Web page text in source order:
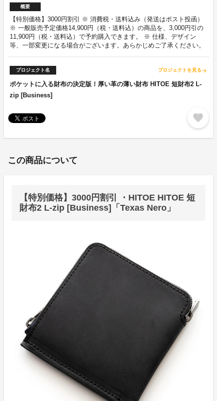
概要
【特別価格】3000円割引 ※ 消費税・送料込み（発送はポスト投函）
※ 一般販売予定価格14,900円（税・送料込）の商品を、3,000円引の
11,900円（税・送料込）で予約購入できます。 ※ 仕様、デザイン
等、一部変更になる場合がございます。あらかじめご了承ください。
プロジェクト名 プロジェクトを見る arrow_forward
ポケットに入る財布の決定版！厚い革の薄い財布 HITOE 短財布2 L-
zip [Business]
favorite
この商品について
【特別価格】3000円割引 ・HITOE HITOE 短
財布2 L-zip [Business]「Texas Nero」